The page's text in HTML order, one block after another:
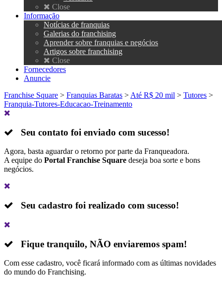
Close
Informação
Notícias de franquias
Galerias do franchising
Aprender sobre franquias e negócios
Artigos sobre franchising
Close
Fornecedores
Anuncie
Franchise Square > Franquias Baratas > Até R$ 20 mil > Tutores >
Franquia-Tutores-Educacao-Treinamento
Seu contato foi enviado com sucesso!
Agora, basta aguardar o retorno por parte da Franqueadora.
A equipe do Portal Franchise Square deseja boa sorte e bons
negócios.
Seu cadastro foi realizado com sucesso!
Fique tranquilo, NÃO enviaremos spam!
Com esse cadastro, você ficará informado com as últimas novidades
do mundo do Franchising.